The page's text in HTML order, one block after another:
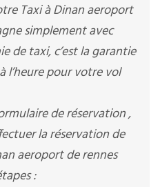
Taxi à Dinan aeroport
simplement avec
de taxi, c’est la garantie
l’heure pour votre vol
de réservation ,
la réservation de
aeroport de rennes
: